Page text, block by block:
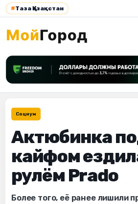
#Таза Қазақстан
Социум
Актюбинка
кайфом
рулём Prado
Более того, её ранее лишили